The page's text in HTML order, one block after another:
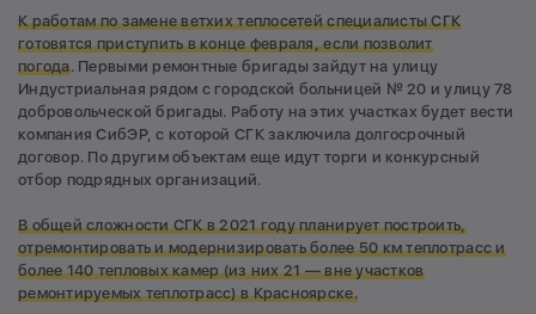
К работам по замене ветхих теплосетей специалисты СГК
готовятся приступить в конце февраля, если позволит
погода. Первыми ремонтные бригады зайдут на улицу
Индустриальная рядом с городской больницей № 20 и улицу 78
добровольческой бригады. Работу на этих участках будет вести
компания СибЭР, с которой СГК заключила долгосрочный
договор. По другим объектам еще идут торги и конкурсный
отбор подрядных организаций.
В общей сложности СГК в 2021 году планирует построить,
отремонтировать и модернизировать более 50 км теплотрасс и
более 140 тепловых камер (из них 21 — вне участков
ремонтируемых теплотрасс) в Красноярске.